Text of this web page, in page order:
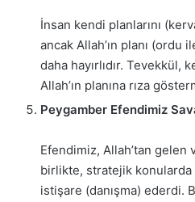
İnsan kendi planlarını
ancak Allah’ın planı (ordu
daha hayırlıdır. Tevekkül,
Allah’ın planına rıza
Peygamber Efendimiz
Efendimiz, Allah’tan
birlikte, stratejik konularda
istişare (danışma) ederdi.